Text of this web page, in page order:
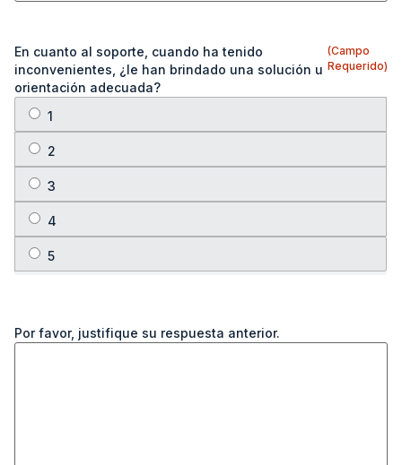
En cuanto al soporte, cuando ha tenido
inconvenientes, ¿le han brindado una solución u
orientación adecuada?
(Campo
Requerido)
Por favor, justifique su respuesta anterior.